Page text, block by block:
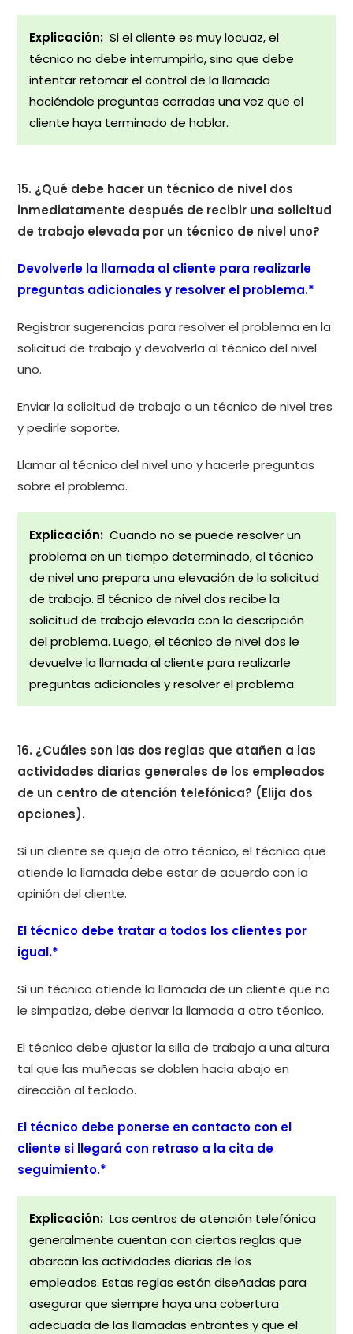
Explicación: Si el cliente es muy locuaz, el
técnico no debe interrumpirlo, sino que debe
intentar retomar el control de la llamada
haciéndole preguntas cerradas una vez que el
cliente haya terminado de hablar.
15. ¿Qué debe hacer un técnico de nivel dos
inmediatamente después de recibir una solicitud
de trabajo elevada por un técnico de nivel uno?
Devolverle la llamada al cliente para realizarle
preguntas adicionales y resolver el problema.*
Registrar sugerencias para resolver el problema en la
solicitud de trabajo y devolverla al técnico del nivel
uno.
Enviar la solicitud de trabajo a un técnico de nivel tres
y pedirle soporte.
Llamar al técnico del nivel uno y hacerle preguntas
sobre el problema.
Explicación: Cuando no se puede resolver un
problema en un tiempo determinado, el técnico
de nivel uno prepara una elevación de la solicitud
de trabajo. El técnico de nivel dos recibe la
solicitud de trabajo elevada con la descripción
del problema. Luego, el técnico de nivel dos le
devuelve la llamada al cliente para realizarle
preguntas adicionales y resolver el problema.
16. ¿Cuáles son las dos reglas que atañen a las
actividades diarias generales de los empleados
de un centro de atención telefónica? (Elija dos
opciones).
Si un cliente se queja de otro técnico, el técnico que
atiende la llamada debe estar de acuerdo con la
opinión del cliente.
El técnico debe tratar a todos los clientes por
igual.*
Si un técnico atiende la llamada de un cliente que no
le simpatiza, debe derivar la llamada a otro técnico.
El técnico debe ajustar la silla de trabajo a una altura
tal que las muñecas se doblen hacia abajo en
dirección al teclado.
El técnico debe ponerse en contacto con el
cliente si llegará con retraso a la cita de
seguimiento.*
Explicación: Los centros de atención telefónica
generalmente cuentan con ciertas reglas que
abarcan las actividades diarias de los
empleados. Estas reglas están diseñadas para
asegurar que siempre haya una cobertura
adecuada de las llamadas entrantes y que el